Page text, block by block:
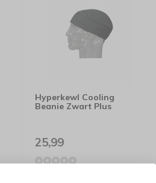
Hyperkewl Cooling
Beanie Zwart Plus
25,99